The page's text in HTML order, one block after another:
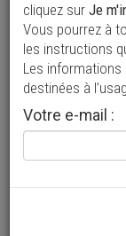
plus
> Rechercher
cliquez sur Je
Vous pourrez à
les instructions
Les
destinées à
Votre e-mail :